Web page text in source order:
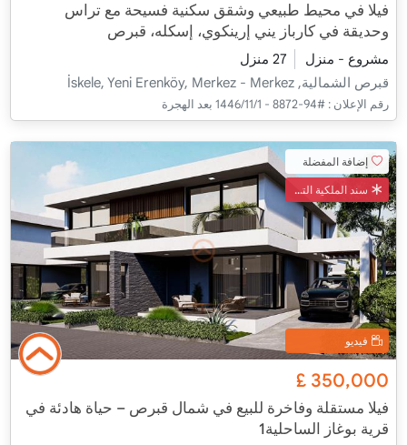
فيلا في محيط طبيعي وشقق سكنية فسيحة مع تراس
وحديقة في كارباز يني إرينكوي، إسكله، قبرص
مشروع - منزل
27 منزل
قبرص الشمالية, İskele, Yeni Erenköy, Merkez - Merkez
رقم الإعلان : #94-8872 - 1‏‏/11‏‏/1446 بعد الهجرة
إضافة المفضلة
سند الملكية التركي
فيديو
350,000
£
فيلا مستقلة وفاخرة للبيع في شمال قبرص – حياة هادئة في
قرية بوغاز الساحلية1